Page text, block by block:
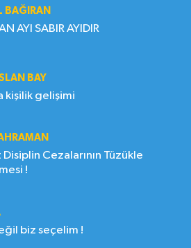
BAĞIRAN
AYI SABIR AYIDIR
BAY
kişilik gelişimi
Cezalarının Tüzükle
!
biz seçelim !